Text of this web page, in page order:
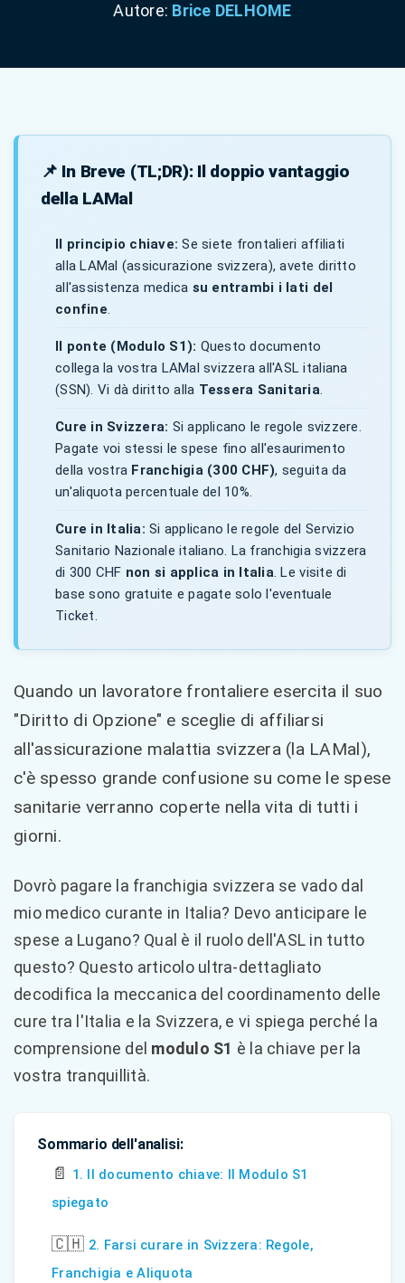
Autore: Brice DELHOME
📌 In Breve (TL;DR): Il doppio vantaggio
della LAMal
Il principio chiave: Se siete frontalieri affiliati
alla LAMal (assicurazione svizzera), avete diritto
all'assistenza medica su entrambi i lati del
confine.
Il ponte (Modulo S1): Questo documento
collega la vostra LAMal svizzera all'ASL italiana
(SSN). Vi dà diritto alla Tessera Sanitaria.
Cure in Svizzera: Si applicano le regole svizzere.
Pagate voi stessi le spese fino all'esaurimento
della vostra Franchigia (300 CHF), seguita da
un'aliquota percentuale del 10%.
Cure in Italia: Si applicano le regole del Servizio
Sanitario Nazionale italiano. La franchigia svizzera
di 300 CHF non si applica in Italia. Le visite di
base sono gratuite e pagate solo l'eventuale
Ticket.
Quando un lavoratore frontaliere esercita il suo
"Diritto di Opzione" e sceglie di affiliarsi
all'assicurazione malattia svizzera (la LAMal),
c'è spesso grande confusione su come le spese
sanitarie verranno coperte nella vita di tutti i
giorni.
Dovrò pagare la franchigia svizzera se vado dal
mio medico curante in Italia? Devo anticipare le
spese a Lugano? Qual è il ruolo dell'ASL in tutto
questo? Questo articolo ultra-dettagliato
decodifica la meccanica del coordinamento delle
cure tra l'Italia e la Svizzera, e vi spiega perché la
comprensione del modulo S1 è la chiave per la
vostra tranquillità.
Sommario dell'analisi:
📄 1. Il documento chiave: Il Modulo S1
spiegato
🇨🇭 2. Farsi curare in Svizzera: Regole,
Franchigia e Aliquota